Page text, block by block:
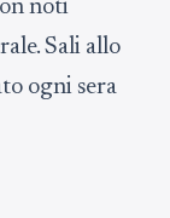
noti
Sali allo
ogni sera